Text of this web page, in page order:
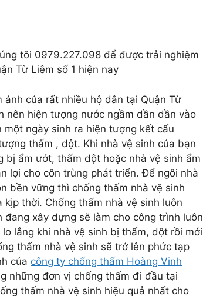
tôi 0979.227.098 để được trải nghiệm
Từ Liêm số 1 hiện nay
của rất nhiều hộ dân tại Quận Từ
nên hiện tượng nước ngầm dần dần vào
ngày sinh ra hiện tượng kết cấu
thấm , dột. Khi nhà vệ sinh của bạn
ẩm ướt, thấm dột hoặc nhà vệ sinh ẩm
lợi cho côn trùng phát triển. Để ngôi nhà
bền vững thì chống thấm nhà vệ sinh
thời. Chống thấm nhà vệ sinh luôn
xây dựng sẽ làm cho công trình luôn
lắng khi nhà vệ sinh bị thấm, dột rồi mới
thấm nhà vệ sinh sẽ trở lên phức tạp
của công ty chống thấm Hoàng Vinh
những đơn vị chống thấm đi đầu tại
thấm nhà vệ sinh hiệu quả nhất cho